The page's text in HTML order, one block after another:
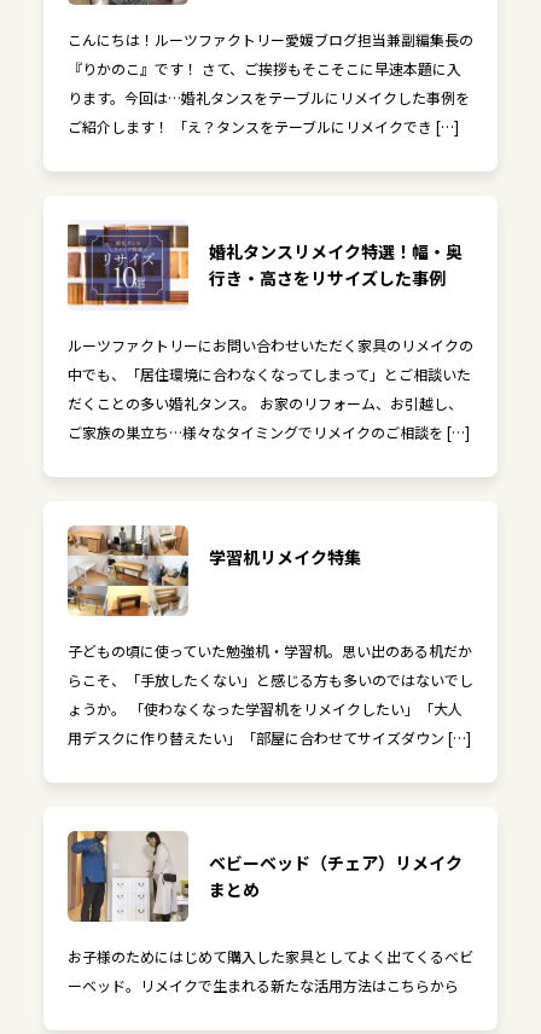
こんにちは！ルーツファクトリー愛媛ブログ担当兼副編集長の
『りかのこ』です！ さて、ご挨拶もそこそこに早速本題に入
ります。今回は…婚礼タンスをテーブルにリメイクした事例を
ご紹介します！ 「え？タンスをテーブルにリメイクでき […]
婚礼タンスリメイク特選！幅・奥
行き・高さをリサイズした事例
ルーツファクトリーにお問い合わせいただく家具のリメイクの
中でも、「居住環境に合わなくなってしまって」とご相談いた
だくことの多い婚礼タンス。 お家のリフォーム、お引越し、
ご家族の巣立ち…様々なタイミングでリメイクのご相談を […]
学習机リメイク特集
子どもの頃に使っていた勉強机・学習机。思い出のある机だか
らこそ、「手放したくない」と感じる方も多いのではないでし
ょうか。 「使わなくなった学習机をリメイクしたい」「大人
用デスクに作り替えたい」「部屋に合わせてサイズダウン […]
ベビーベッド（チェア）リメイク
まとめ
お子様のためにはじめて購入した家具としてよく出てくるベビ
ーベッド。リメイクで生まれる新たな活用方法はこちらから